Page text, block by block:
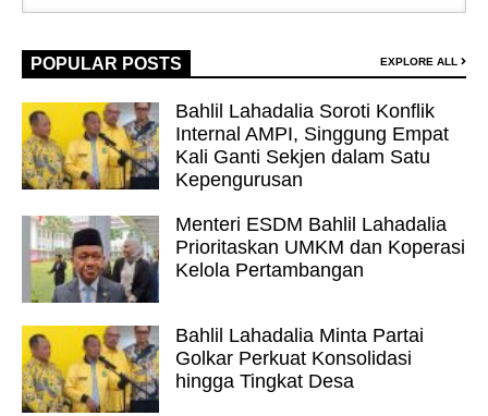
POPULAR POSTS EXPLORE ALL
Bahlil Lahadalia Soroti Konflik
Internal AMPI, Singgung Empat
Kali Ganti Sekjen dalam Satu
Kepengurusan
Menteri ESDM Bahlil Lahadalia
Prioritaskan UMKM dan Koperasi
Kelola Pertambangan
Bahlil Lahadalia Minta Partai
Golkar Perkuat Konsolidasi
hingga Tingkat Desa